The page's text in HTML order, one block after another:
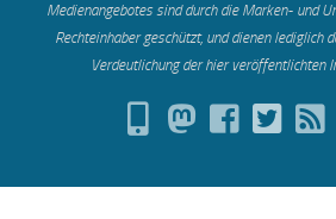
Medienangebotes sind durch die Marken- und
Rechteinhaber geschützt, und dienen lediglich
Verdeutlichung der hier veröffentlichten